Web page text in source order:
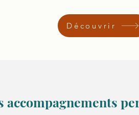
Découvrir